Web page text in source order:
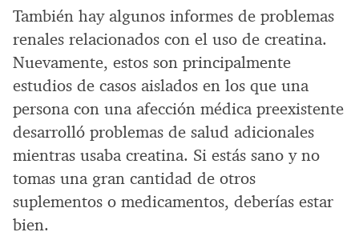
También hay algunos informes de problemas
renales relacionados con el uso de creatina.
Nuevamente, estos son principalmente
estudios de casos aislados en los que una
persona con una afección médica preexistente
desarrolló problemas de salud adicionales
mientras usaba creatina. Si estás sano y no
tomas una gran cantidad de otros
suplementos o medicamentos, deberías estar
bien.